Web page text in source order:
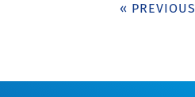
« PREVIOUS